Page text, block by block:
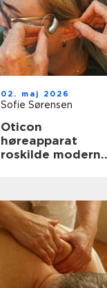
02. maj 2026
Sofie Sørensen
Oticon
høreapparat
roskilde moderne